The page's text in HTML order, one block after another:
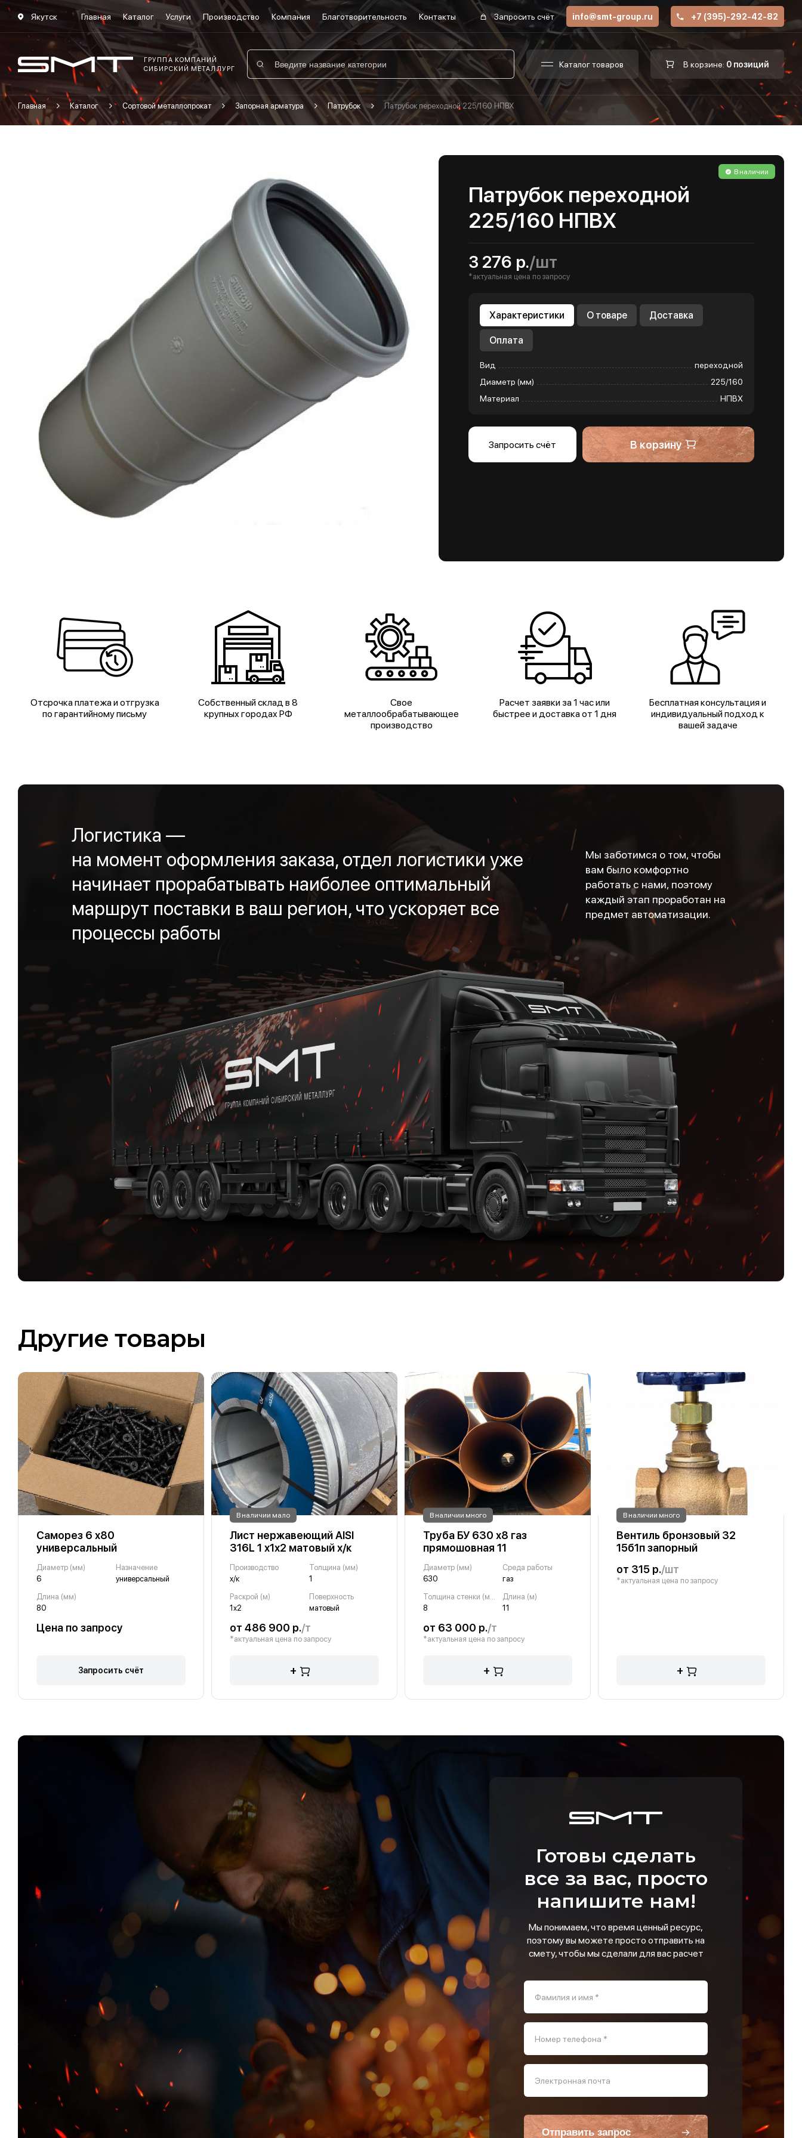
Якутск Главная Каталог Услуги Производство Компания Благотворительность Контакты Запросить счёт info@smt-group.ru +7 (395)-292-42-82
ГРУППА КОМПАНИЙ
СИБИРСКИЙ МЕТАЛЛУРГ
Каталог товаров В корзине: 0 позиций
Главная Каталог Сортовой металлопрокат Запорная арматура Патрубок Патрубок переходной 225/160 НПВХ
В наличии
Патрубок переходной
225/160 НПВХ
3 276 р./шт
*актуальная цена по запросу
Характеристики О товаре Доставка
Оплата
Вид
переходной
Диаметр (мм)
225/160
Материал
НПВХ
Запросить счёт В корзину
Отсрочка платежа и отгрузка
по гарантийному письму
Собственный склад в 8
крупных городах РФ
Свое
металлообрабатывающее
производство
Расчет заявки за 1 час или
быстрее и доставка от 1 дня
Бесплатная консультация и
индивидуальный подход к
вашей задаче
Логистика —
на момент оформления заказа, отдел логистики уже
начинает прорабатывать наиболее оптимальный
маршрут поставки в ваш регион, что ускоряет все
процессы работы
Мы заботимся о том, чтобы
вам было комфортно
работать с нами, поэтому
каждый этап проработан на
предмет автоматизации.
Другие товары
Саморез 6 х80
универсальный
Диаметр (мм)
6
Назначение
универсальный
Длина (мм)
80
Цена по запросу
Запросить счёт
В наличии мало
Лист нержавеющий AISI
316L 1 х1х2 матовый х/к
Производство
х/к
Толщина (мм)
1
Раскрой (м)
1х2
Поверхность
матовый
от 486 900 р./т
*актуальная цена по запросу
+
В наличии много
Труба БУ 630 х8 газ
прямошовная 11
Диаметр (мм)
630
Среда работы
газ
8
Длина (м)
11
от 63 000 р./т
*актуальная цена по запросу
+
В наличии много
Вентиль бронзовый 32
15б1п запорный
от 315 р./шт
*актуальная цена по запросу
+
Готовы сделать
все за вас, просто
напишите нам!
Мы понимаем, что время ценный ресурс,
поэтому вы можете просто отправить на
смету, чтобы мы сделали для вас расчет
Фамилия и имя *
Номер телефона *
Электронная почта
Отправить запрос